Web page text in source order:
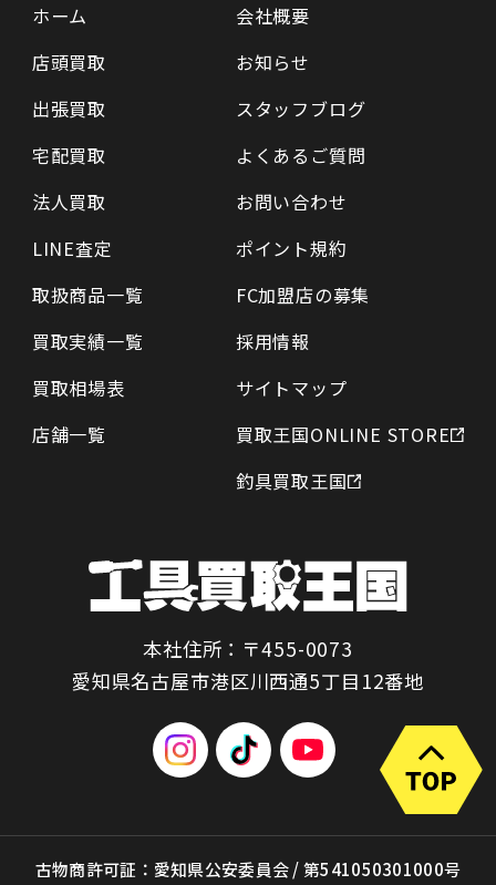
ホーム
店頭買取
出張買取
宅配買取
法人買取
LINE査定
取扱商品一覧
買取実績一覧
買取相場表
店舗一覧
会社概要
お知らせ
スタッフブログ
よくあるご質問
お問い合わせ
ポイント規約
FC加盟店の募集
採用情報
サイトマップ
買取王国ONLINE STORE
釣具買取王国
本社住所：〒455-0073
愛知県名古屋市港区川西通5丁目12番地
古物商許可証：愛知県公安委員会 / 第541050301000号